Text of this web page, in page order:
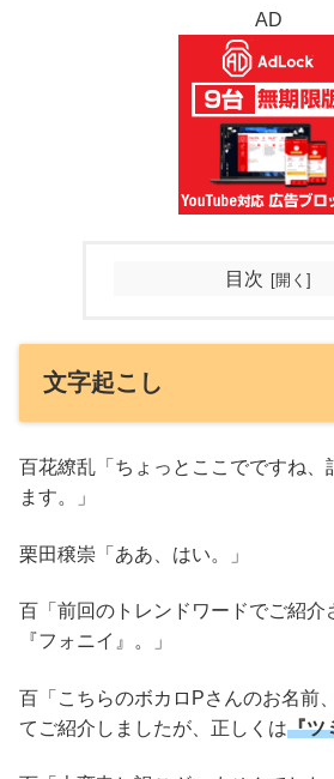
AD
目次
文字起こし
百花繚乱「ちょっとここでですね、
ます。」
栗田穣崇「ああ、はい。」
百「前回のトレンドワードでご紹介
『フォニイ』。」
百「こちらのボカロPさんのお名前、
てご紹介しましたが、正しくは『ツ